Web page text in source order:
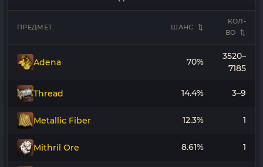
ПРЕДМЕТ ШАНС
КОЛ-
ВО
Adena 70%
3520–
7185
Thread 14.4% 3–9
Metallic Fiber 12.3% 1
Mithril Ore 8.61% 1